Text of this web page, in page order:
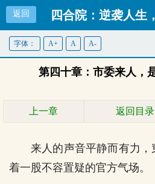
返回 四合院：逆袭人生
字体： A+ A A-
第四十章：市委来人，
上一章 返回目录
来人的声音平静而有力
着一股不容置疑的官方气场。